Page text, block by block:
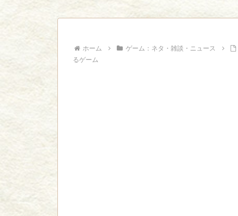
ホーム ゲーム：ネタ・雑談・ニュース
るゲーム